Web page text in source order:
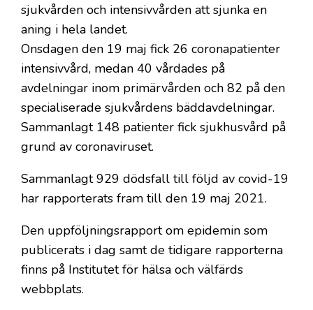
sjukvården och intensivvården att sjunka en
aning i hela landet.
Onsdagen den 19 maj fick 26 coronapatienter
intensivvård, medan 40 vårdades på
avdelningar inom primärvården och 82 på den
specialiserade sjukvårdens bäddavdelningar.
Sammanlagt 148 patienter fick sjukhusvård på
grund av coronaviruset.
Sammanlagt 929 dödsfall till följd av covid-19
har rapporterats fram till den 19 maj 2021.
Den uppföljningsrapport om epidemin som
publicerats i dag samt de tidigare rapporterna
finns på Institutet för hälsa och välfärds
webbplats.